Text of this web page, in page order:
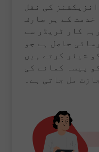
کی نقل
خدمت کے ہر صارف
کار ٹریڈر سے
حاصل ہے جو
شیئر کرتے ہیں
پیسہ کمانے کی
مل جاتی ہے۔